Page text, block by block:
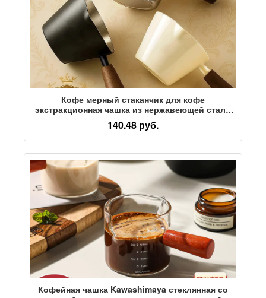
Кофе мерный стаканчик для кофе
экстракционная чашка из нержавеющей стали
со шкалой Чашка для смачивания итальянским
кофейным концентратом 100 мл унция
140.48 руб.
Кофейная чашка Kawashimaya стеклянная со